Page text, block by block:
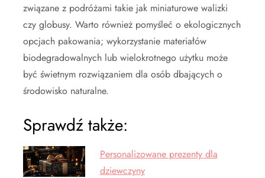
związane z podróżami takie jak miniaturowe walizki
czy globusy. Warto również pomyśleć o ekologicznych
opcjach pakowania; wykorzystanie materiałów
biodegradowalnych lub wielokrotnego użytku może
być świetnym rozwiązaniem dla osób dbających o
środowisko naturalne.
Sprawdź także:
Personalizowane prezenty dla
dziewczyny